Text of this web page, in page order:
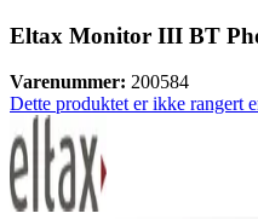
Eltax Monitor III BT
Varenummer: 200584
Dette produktet er ikke rangert